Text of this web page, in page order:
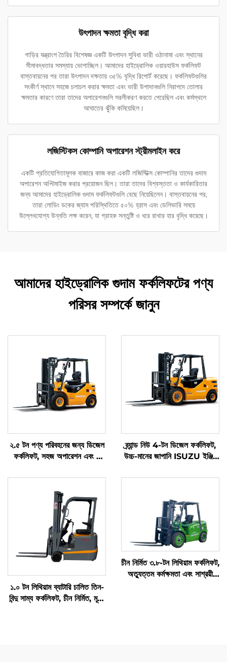
উৎপাদন ক্ষমতা বৃদ্ধি করা
গাড়ির যন্ত্রাংশ তৈরির বিশেষজ্ঞ একটি উৎপাদন সুবিধা ভারী ওঠানামা এবং স্থানের
সীমাবদ্ধতার সমস্যায় ভোগাচ্ছিল। আমাদের হাইড্রোলিক ওয়ারহাউস ফর্কলিফট
বাস্তবায়নের পর তারা উৎপাদন দক্ষতায় ৩৫% বৃদ্ধি রিপোর্ট করেছে। ফর্কলিফটগুলির
সংকীর্ণ স্থানে সহজে চলাচল করার ক্ষমতা এবং ভারী উপাদানগুলি নিরাপদে তোলার
ক্ষমতার কারণে তারা তাদের অপারেশনগুলি সরলীকরণ করতে পেরেছিল এবং কর্মস্থলে
আঘাতের ঝুঁকি কমিয়েছিল।
লজিস্টিকস কোম্পানি অপারেশন স্ট্রীমলাইন করে
একটি প্রতিযোগিতামূলক বাজারে কাজ করা একটি লজিস্টিক্স কোম্পানির তাদের গুদাম
অপারেশন অপ্টিমাইজ করার প্রয়োজন ছিল। তারা তাদের বিশ্বস্ততা ও কার্যকারিতার
জন্য আমাদের হাইড্রোলিক গুদাম ফর্কলিফটগুলি বেছে নিয়েছিলেন। বাস্তবায়নের পর,
তারা লোডিং ডকের জ্যাম পরিস্থিতিতে ৫০% হ্রাস এবং ডেলিভারি সময়ে
উল্লেখযোগ্য উন্নতি লক্ষ করেন, যা গ্রাহক সন্তুষ্টি ও ধরে রাখার হার বৃদ্ধি করেছে।
আমাদের হাইড্রোলিক গুদাম ফর্কলিফটের পণ্য
পরিসর সম্পর্কে জানুন
২.৫ টন পণ্য পরিবহনের জন্য ডিজেল
ফর্কলিফট, সহজ অপারেশন এবং ৪
ব্র্যান্ড নিউ 4-টন ডিজেল ফর্কলিফট,
উচ্চ-মানের জাপানি ISUZU ইঞ্জিন
১.০ টন লিথিয়াম ব্যাটারি চালিত তিন-
বিন্দু সাম্য ফর্কলিফট, চীন নির্মিত, মূল্য
চীন নির্মিত ৩.৮-টন লিথিয়াম ফর্কলিফট,
অত্যুত্তম কর্মক্ষমতা এবং সাশ্রয়ী